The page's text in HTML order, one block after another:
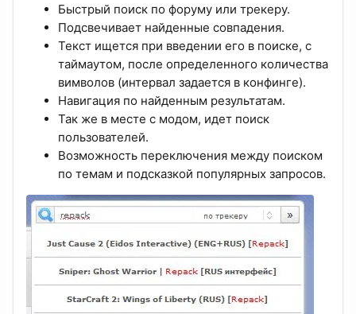
Быстрый поиск по форуму или трекеру.
Подсвечивает найденные совпадения.
Текст ищется при введении его в поиске, с
таймаутом, после определенного количества
вимволов (интервал задается в конфинге).
Навигация по найденным результатам.
Так же в месте с модом, идет поиск
пользователей.
Возможность переключения между поиском
по темам и подсказкой популярных запросов.